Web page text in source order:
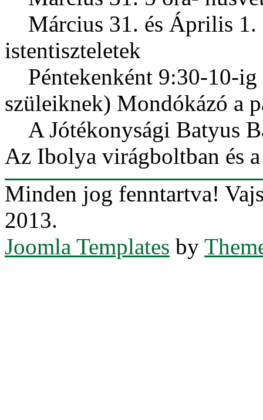
Március 31. és Április 1.
istentiszteletek
Péntekenként 9:30-10-ig
szüleiknek) Mondókázó a
A Jótékonysági Batyus
Az Ibolya virágboltban és
Minden jog fenntartva!
2013.
Joomla Templates by